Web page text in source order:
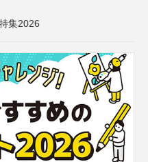
集2026